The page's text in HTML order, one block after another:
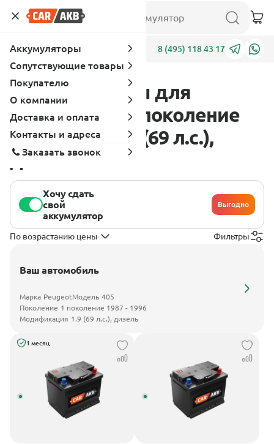
Адреса 8 (495) 118 43 17
Аккумуляторы для
Peugeot 405 1 поколение
1987 - 1996 1.9 (69 л.с.),
дизель
Хочу сдать
свой
аккумулятор
Выгодно
По возрастанию цены Фильтры
Ваш автомобиль
Марка PeugeotМодель 405
Поколение 1 поколение 1987 - 1996
Модификация 1.9 (69 л.с.), дизель
1 месяц
Аккумуляторы
Сопутствующие товары
Покупателю
О компании
Доставка и оплата
Контакты и адреса
Заказать звонок